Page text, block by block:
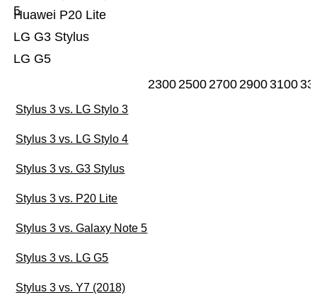
LG G5
LG G3 Stylus
Huawei P20 Lite
5
23002500270029003100
Stylus 3 vs. LG Stylo 3
Stylus 3 vs. LG Stylo 4
Stylus 3 vs. G3 Stylus
Stylus 3 vs. P20 Lite
Stylus 3 vs. Galaxy Note 5
Stylus 3 vs. LG G5
Stylus 3 vs. Y7 (2018)